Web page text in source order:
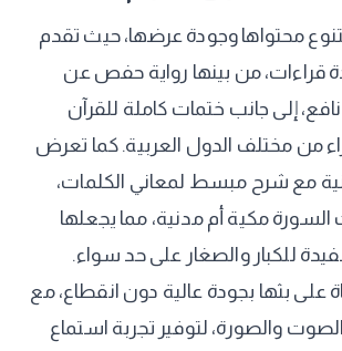
محتواها وجودة عرضها، حيث تقدم
قراءات، من بينها رواية حفص عن
إلى جانب ختمات كاملة للقرآن
من مختلف الدول العربية. كما تعرض
مع شرح مبسط لمعاني الكلمات،
السورة مكية أم مدنية، مما يجعلها
للكبار والصغار على حد سواء.
على بثها بجودة عالية دون انقطاع، مع
والصورة، لتوفير تجربة استماع